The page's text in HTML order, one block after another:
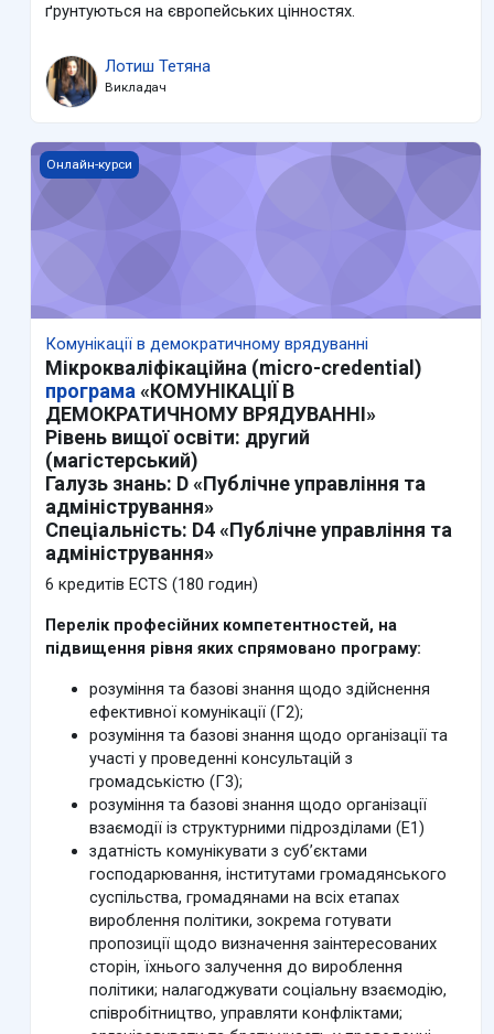
ґрунтуються на європейських цінностях.
Лотиш Тетяна
Викладач
Комунікації в демократичному врядуванні
Онлайн-курси
Комунікації в демократичному врядуванні
Мікрокваліфікаційна (micro-credential)
програма «КОМУНІКАЦІЇ В
ДЕМОКРАТИЧНОМУ ВРЯДУВАННІ»
Рівень вищої освіти: другий
(магістерський)
Галузь знань: D «Публічне управління та
адміністрування»
Спеціальність: D4 «Публічне управління та
адміністрування»
6 кредитів ECTS (180 годин)
Перелік професійних компетентностей, на
підвищення рівня яких спрямовано програму:
розуміння та базові знання щодо здійснення
ефективної комунікації (Г2);
розуміння та базові знання щодо організації та
участі у проведенні консультацій з
громадськістю (Г3);
розуміння та базові знання щодо організації
взаємодії із структурними підрозділами (Е1)
здатність комунікувати з суб’єктами
господарювання, інститутами громадянського
суспільства, громадянами на всіх етапах
вироблення політики, зокрема готувати
пропозиції щодо визначення заінтересованих
сторін, їхнього залучення до вироблення
політики; налагоджувати соціальну взаємодію,
співробітництво, управляти конфліктами;